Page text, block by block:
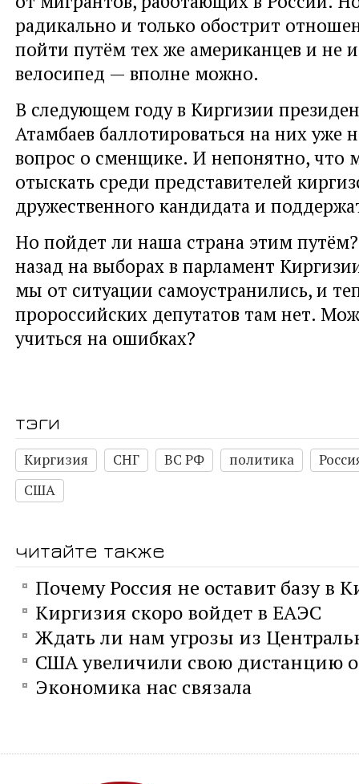
радикально и только обострит
пойти путём тех же американцев и не
велосипед — вполне можно.
В следующем году в Киргизии
Атамбаев баллотироваться на них уже
вопрос о сменщике. И непонятно, что
отыскать среди представителей
дружественного кандидата и
Но пойдет ли наша страна этим
назад на выборах в парламент
мы от ситуации самоустранились, и
пророссийских депутатов там нет.
учиться на ошибках?
тэги
Киргизия СНГ ВС РФ политика
США
читайте также
Почему Россия не оставит базу в
Киргизия скоро войдет в ЕАЭС
Ждать ли нам угрозы из
США увеличили свою дистанцию
Экономика нас связала